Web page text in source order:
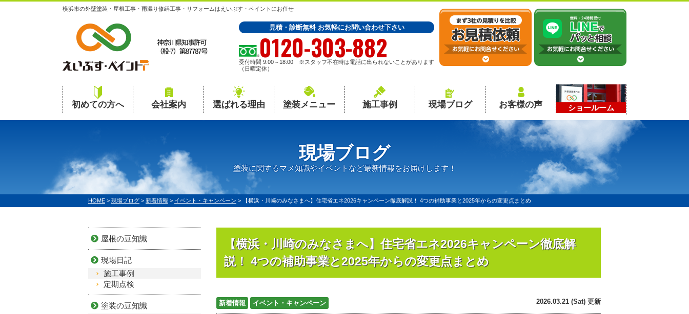
横浜市の外壁塗装・屋根工事・雨漏り修繕工事・リフォームはえいぶす・ペイントにお任せ
見積・診断無料 お気軽にお問い合わせ下さい
0120-303-882
受付時間 9:00～18:00 ※スタッフ不在時は電話に出られないことがあります
（日曜定休）
初めての方へ 会社案内 選ばれる理由 塗装メニュー 施工事例 現場ブログ お客様の声 ショールーム
現場ブログ
塗装に関するマメ知識やイベントなど最新情報をお届けします！
HOME > 現場ブログ > 新着情報 > イベント・キャンペーン > 【横浜・川崎のみなさまへ】住宅省エネ2026キャンペーン徹底解説！ 4つの補助事業と2025年からの変更点まとめ
【横浜・川崎のみなさまへ】住宅省エネ2026キャンペーン徹底解
説！ 4つの補助事業と2025年からの変更点まとめ
新着情報 イベント・キャンペーン 2026.03.21 (Sat) 更新
屋根の豆知識
現場日記
施工事例
定期点検
塗装の豆知識